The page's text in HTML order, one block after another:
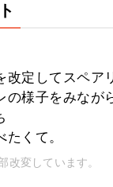
改定してスペ
様子をみなが
くて。
改変しています。